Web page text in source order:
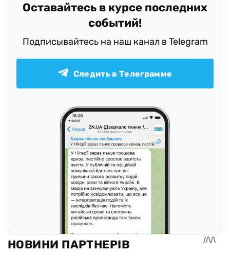
Оставайтесь в курсе последних
событий!
Подписывайтесь на наш канал в Telegram
Следить в Телеграмме